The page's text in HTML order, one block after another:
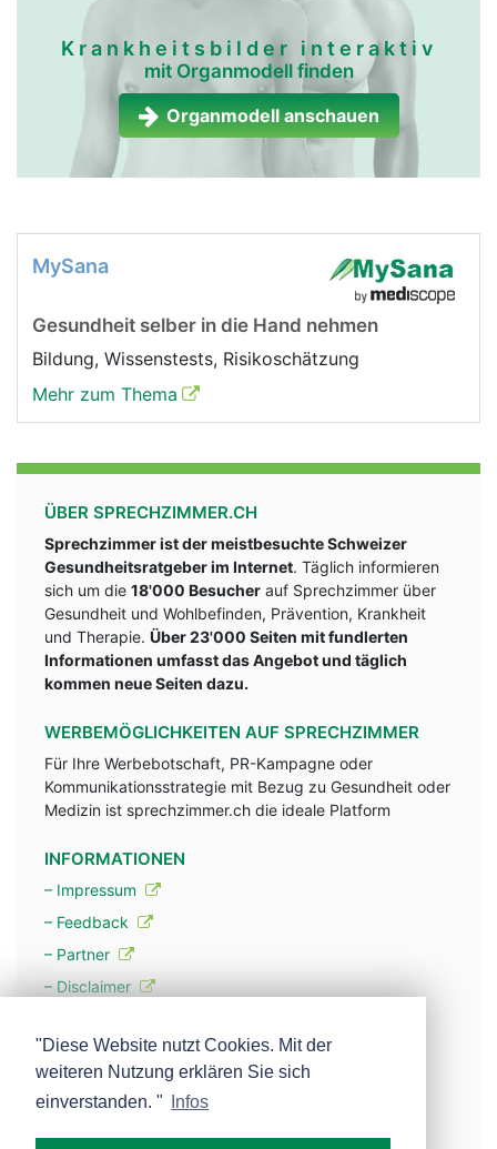
Krankheitsbilder interaktiv
mit Organmodell finden
Organmodell anschauen
MySana
Gesundheit selber in die Hand nehmen
Bildung, Wissenstests, Risikoschätzung
Mehr zum Thema
ÜBER SPRECHZIMMER.CH
Sprechzimmer ist der meistbesuchte Schweizer
Gesundheitsratgeber im Internet. Täglich informieren
sich um die 18'000 Besucher auf Sprechzimmer über
Gesundheit und Wohlbefinden, Prävention, Krankheit
und Therapie. Über 23'000 Seiten mit fundlerten
Informationen umfasst das Angebot und täglich
kommen neue Seiten dazu.
WERBEMÖGLICHKEITEN AUF SPRECHZIMMER
Für Ihre Werbebotschaft, PR-Kampagne oder
Kommunikationsstrategie mit Bezug zu Gesundheit oder
Medizin ist sprechzimmer.ch die ideale Platform
INFORMATIONEN
– Impressum
– Feedback
– Partner
– Disclaimer
– Werbung
– Mehr über unsere Experten
"Diese Website nutzt Cookies. Mit der
weiteren Nutzung erklären Sie sich
einverstanden. "
Infos